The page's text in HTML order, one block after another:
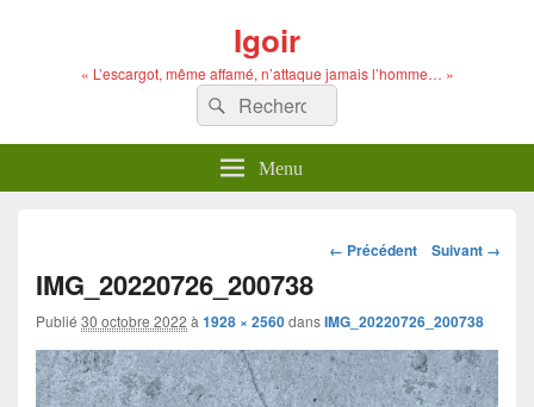
Igoir
« L’escargot, même affamé, n’attaque jamais l’homme… »
Recherche :
Rechercher
Menu
Navigation
images
← Précédent Suivant →
IMG_20220726_200738
Publié 30 octobre 2022 à 1928 × 2560dansIMG_20220726_200738